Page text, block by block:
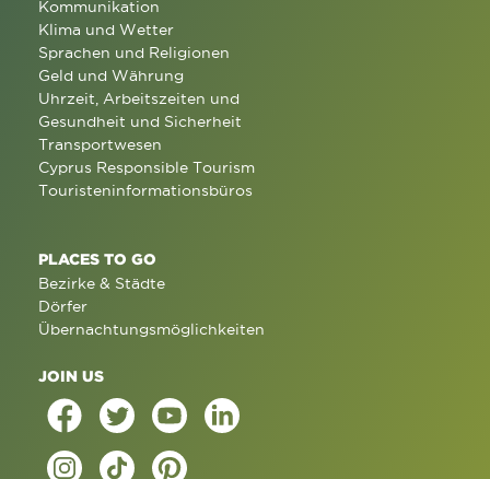
Kommunikation
Klima und Wetter
Sprachen und Religionen
Geld und Währung
Uhrzeit, Arbeitszeiten und
Gesundheit und Sicherheit
Transportwesen
Cyprus Responsible Tourism
Touristeninformationsbüros
PLACES TO GO
Bezirke & Städte
Dörfer
Übernachtungsmöglichkeiten
JOIN US